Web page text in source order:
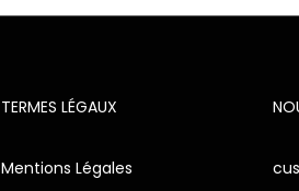
Go To Shop
TERMES LÉGAUX
Mentions Légales